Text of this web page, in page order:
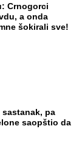
Crnogorci
a onda
šokirali sve!
pa
saopštio da